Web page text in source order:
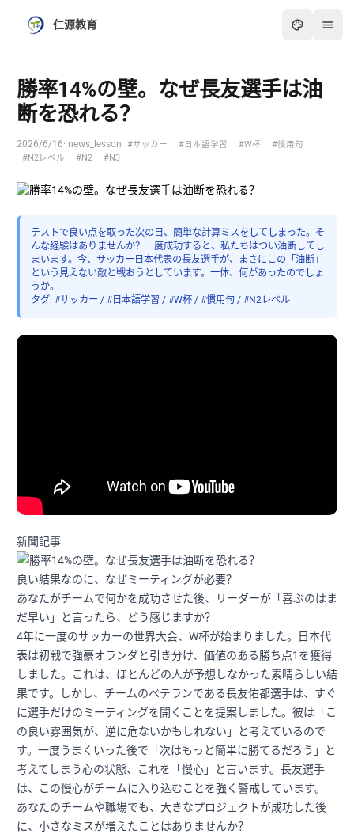
仁源教育
勝率14%の壁。なぜ長友選手は油
断を恐れる？
2026/6/16· news_lesson #サッカー #日本語学習 #W杯
#慣用句
#N2レベル
#N2 #N3
テストで良い点を取った次の日、簡単な計算ミスをしてしまった。そ
んな経験はありませんか？一度成功すると、私たちはつい油断してし
まいます。今、サッカー日本代表の長友選手が、まさにこの「油断」
という見えない敵と戦おうとしています。一体、何があったのでしょ
うか。
タグ: #サッカー / #日本語学習 / #W杯 / #慣用句 / #N2レベル
新聞記事
良い結果なのに、なぜミーティングが必要？
あなたがチームで何かを成功させた後、リーダーが「喜ぶのはま
だ早い」と言ったら、どう感じますか？
4年に一度のサッカーの世界大会、W杯が始まりました。日本代
表は初戦で強豪オランダと引き分け、価値のある勝ち点1を獲得
しました。これは、ほとんどの人が予想しなかった素晴らしい結
果です。しかし、チームのベテランである長友佑都選手は、すぐ
に選手だけのミーティングを開くことを提案しました。彼は「こ
の良い雰囲気が、逆に危ないかもしれない」と考えているので
す。一度うまくいった後で「次はもっと簡単に勝てるだろう」と
考えてしまう心の状態、これを「慢心」と言います。長友選手
は、この慢心がチームに入り込むことを強く警戒しています。
あなたのチームや職場でも、大きなプロジェクトが成功した後
に、小さなミスが増えたことはありませんか？